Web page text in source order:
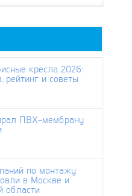
кресла 2026:
рейтинг и советы
ПВХ-мембрану
по монтажу
в Москве и
области